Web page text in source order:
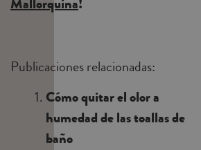
Mallorquina!
Publicaciones relacionadas:
Cómo quitar el olor a
humedad de las toallas de
baño